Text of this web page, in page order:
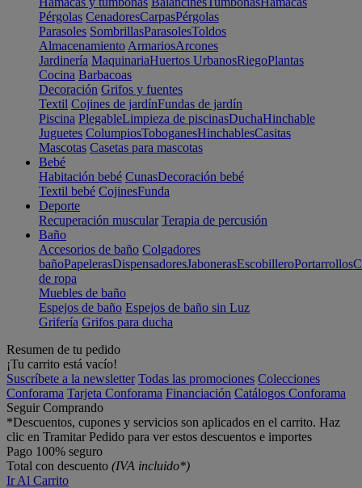
Pérgolas CenadoresCarpasPérgolas
Parasoles SombrillasParasolesToldos
Almacenamiento ArmariosArcones
Jardinería MaquinariaHuertos UrbanosRiegoPlantas
Cocina Barbacoas
Decoración Grifos y fuentes
Textil Cojines de jardínFundas de jardín
Piscina PlegableLimpieza de piscinasDuchaHinchable
Juguetes ColumpiosToboganesHinchablesCasitas
Mascotas Casetas para mascotas
Bebé
Habitación bebé CunasDecoración bebé
Textil bebé CojinesFunda
Deporte
Recuperación muscular Terapia de percusión
Baño
Accesorios de baño Colgadores
bañoPapelerasDispensadoresJabonerasEscobilleroPortarrollos
de ropa
Muebles de baño
Espejos de baño Espejos de baño sin Luz
Grifería Grifos para ducha
Resumen de tu pedido
¡Tu carrito está vacío!
Suscríbete a la newsletter Todas las promociones Colecciones
Conforama Tarjeta Conforama Financiación Catálogos Conforama
Seguir Comprando
*Descuentos, cupones y servicios son aplicados en el carrito. Haz
clic en Tramitar Pedido para ver estos descuentos e importes
Pago 100% seguro
Total con descuento (IVA incluido*)
Ir Al Carrito